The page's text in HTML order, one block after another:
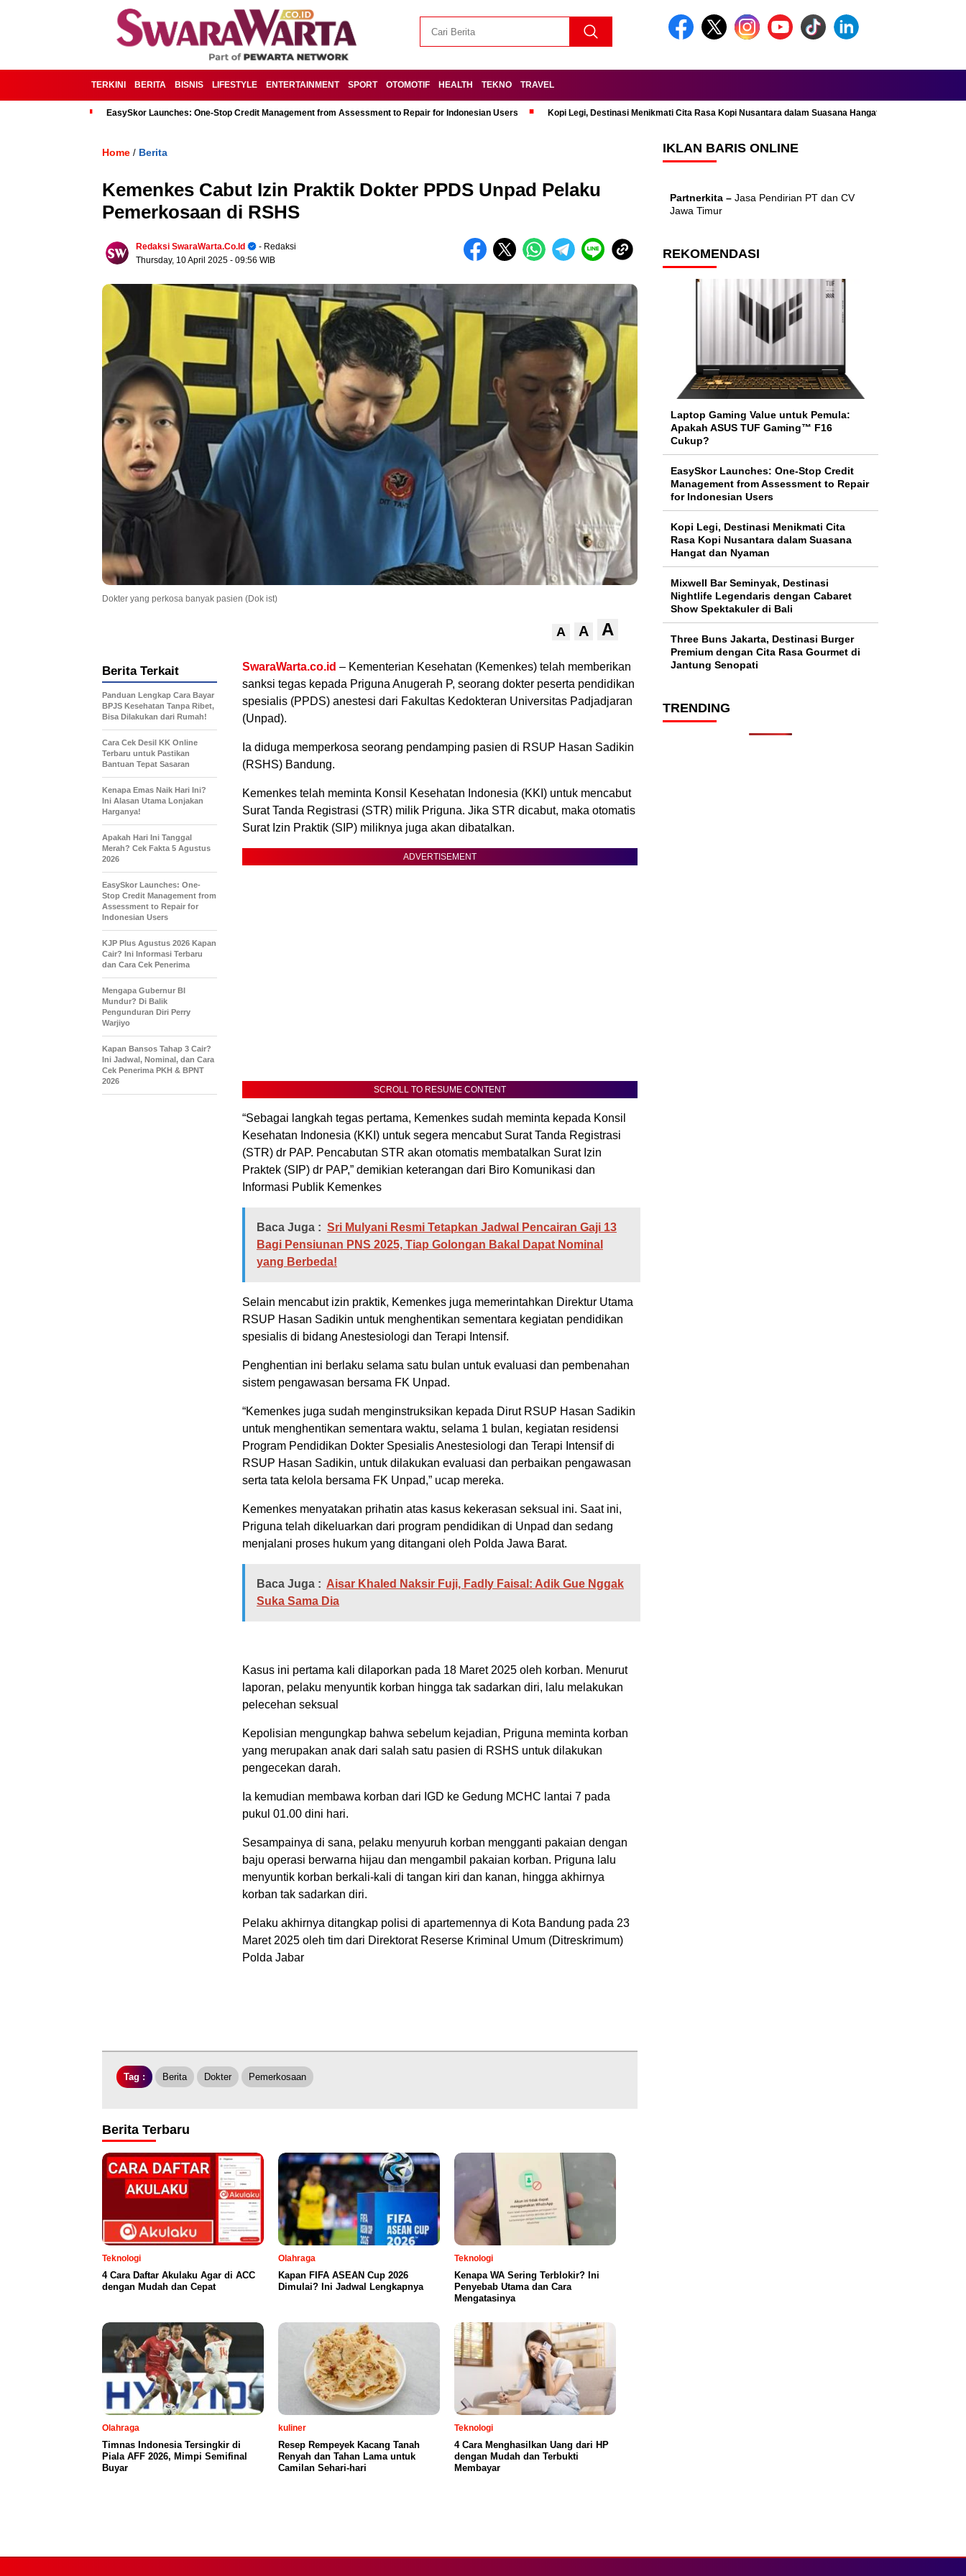
TERKINI BERITA BISNIS LIFESTYLE ENTERTAINMENT SPORT OTOMOTIF HEALTH TEKNO TRAVEL
EasySkor Launches: One-Stop Credit Management from Assessment to Repair for Indonesian Users Kopi Legi, Destinasi Menikmati Cita Rasa Kopi Nusantara dalam Suasana Hangat dan Nyaman
Home / Berita
Kemenkes Cabut Izin Praktik Dokter PPDS Unpad Pelaku
Pemerkosaan di RSHS
Redaksi SwaraWarta.co.id
- Redaksi
Thursday, 10 April 2025 - 09:56 WIB
Dokter yang perkosa banyak pasien (Dok ist)
A A A
SwaraWarta.co.id – Kementerian Kesehatan (Kemenkes) telah memberikan
sanksi tegas kepada Priguna Anugerah P, seorang dokter peserta pendidikan
spesialis (PPDS) anestesi dari Fakultas Kedokteran Universitas Padjadjaran
(Unpad).
Ia diduga memperkosa seorang pendamping pasien di RSUP Hasan Sadikin
(RSHS) Bandung.
Kemenkes telah meminta Konsil Kesehatan Indonesia (KKI) untuk mencabut
Surat Tanda Registrasi (STR) milik Priguna. Jika STR dicabut, maka otomatis
Surat Izin Praktik (SIP) miliknya juga akan dibatalkan.
ADVERTISEMENT
SCROLL TO RESUME CONTENT
“Sebagai langkah tegas pertama, Kemenkes sudah meminta kepada Konsil
Kesehatan Indonesia (KKI) untuk segera mencabut Surat Tanda Registrasi
(STR) dr PAP. Pencabutan STR akan otomatis membatalkan Surat Izin
Praktek (SIP) dr PAP,” demikian keterangan dari Biro Komunikasi dan
Informasi Publik Kemenkes
Baca Juga : Sri Mulyani Resmi Tetapkan Jadwal Pencairan Gaji 13
Bagi Pensiunan PNS 2025, Tiap Golongan Bakal Dapat Nominal
yang Berbeda!
Selain mencabut izin praktik, Kemenkes juga memerintahkan Direktur Utama
RSUP Hasan Sadikin untuk menghentikan sementara kegiatan pendidikan
spesialis di bidang Anestesiologi dan Terapi Intensif.
Penghentian ini berlaku selama satu bulan untuk evaluasi dan pembenahan
sistem pengawasan bersama FK Unpad.
“Kemenkes juga sudah menginstruksikan kepada Dirut RSUP Hasan Sadikin
untuk menghentikan sementara waktu, selama 1 bulan, kegiatan residensi
Program Pendidikan Dokter Spesialis Anestesiologi dan Terapi Intensif di
RSUP Hasan Sadikin, untuk dilakukan evaluasi dan perbaikan pengawasan
serta tata kelola bersama FK Unpad,” ucap mereka.
Kemenkes menyatakan prihatin atas kasus kekerasan seksual ini. Saat ini,
Priguna telah dikeluarkan dari program pendidikan di Unpad dan sedang
menjalani proses hukum yang ditangani oleh Polda Jawa Barat.
Baca Juga : Aisar Khaled Naksir Fuji, Fadly Faisal: Adik Gue Nggak
Suka Sama Dia
Kasus ini pertama kali dilaporkan pada 18 Maret 2025 oleh korban. Menurut
laporan, pelaku menyuntik korban hingga tak sadarkan diri, lalu melakukan
pelecehan seksual
Kepolisian mengungkap bahwa sebelum kejadian, Priguna meminta korban
yang merupakan anak dari salah satu pasien di RSHS untuk dilakukan
pengecekan darah.
Ia kemudian membawa korban dari IGD ke Gedung MCHC lantai 7 pada
pukul 01.00 dini hari.
Sesampainya di sana, pelaku menyuruh korban mengganti pakaian dengan
baju operasi berwarna hijau dan mengambil pakaian korban. Priguna lalu
menyuntik korban berkali-kali di tangan kiri dan kanan, hingga akhirnya
korban tak sadarkan diri.
Pelaku akhirnya ditangkap polisi di apartemennya di Kota Bandung pada 23
Maret 2025 oleh tim dari Direktorat Reserse Kriminal Umum (Ditreskrimum)
Polda Jabar
Berita Terkait
Panduan Lengkap Cara Bayar
BPJS Kesehatan Tanpa Ribet,
Bisa Dilakukan dari Rumah!
Cara Cek Desil KK Online
Terbaru untuk Pastikan
Bantuan Tepat Sasaran
Kenapa Emas Naik Hari Ini?
Ini Alasan Utama Lonjakan
Harganya!
Apakah Hari Ini Tanggal
Merah? Cek Fakta 5 Agustus
2026
EasySkor Launches: One-
Stop Credit Management from
Assessment to Repair for
Indonesian Users
KJP Plus Agustus 2026 Kapan
Cair? Ini Informasi Terbaru
dan Cara Cek Penerima
Mengapa Gubernur BI
Mundur? Di Balik
Pengunduran Diri Perry
Warjiyo
Kapan Bansos Tahap 3 Cair?
Ini Jadwal, Nominal, dan Cara
Cek Penerima PKH & BPNT
2026
Tag : Berita Dokter Pemerkosaan
Berita Terbaru
Teknologi
4 Cara Daftar Akulaku Agar di ACC
dengan Mudah dan Cepat
Olahraga
Kapan FIFA ASEAN Cup 2026
Dimulai? Ini Jadwal Lengkapnya
Teknologi
Kenapa WA Sering Terblokir? Ini
Penyebab Utama dan Cara
Mengatasinya
Olahraga
Timnas Indonesia Tersingkir di
Piala AFF 2026, Mimpi Semifinal
Buyar
kuliner
Resep Rempeyek Kacang Tanah
Renyah dan Tahan Lama untuk
Camilan Sehari-hari
Teknologi
4 Cara Menghasilkan Uang dari HP
dengan Mudah dan Terbukti
Membayar
IKLAN BARIS ONLINE
Partnerkita – Jasa Pendirian PT dan CV
Jawa Timur
REKOMENDASI
Laptop Gaming Value untuk Pemula:
Apakah ASUS TUF Gaming™ F16
Cukup?
EasySkor Launches: One-Stop Credit
Management from Assessment to Repair
for Indonesian Users
Kopi Legi, Destinasi Menikmati Cita
Rasa Kopi Nusantara dalam Suasana
Hangat dan Nyaman
Mixwell Bar Seminyak, Destinasi
Nightlife Legendaris dengan Cabaret
Show Spektakuler di Bali
Three Buns Jakarta, Destinasi Burger
Premium dengan Cita Rasa Gourmet di
Jantung Senopati
TRENDING